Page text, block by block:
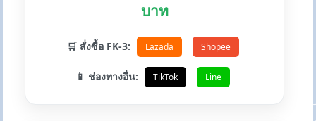
บาท
🛒 สั่งซื้อ FK-3: Lazada Shopee
📱 ช่องทางอื่น: TikTok Line